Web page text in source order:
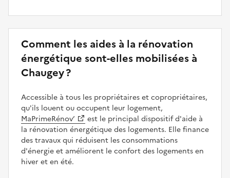
Comment les aides à la rénovation
énergétique sont-elles mobilisées à
Chaugey ?
Accessible à tous les propriétaires et copropriétaires,
qu'ils louent ou occupent leur logement,
MaPrimeRénov’
est le principal dispositif d'aide à
la rénovation énergétique des logements. Elle finance
des travaux qui réduisent les consommations
d'énergie et améliorent le confort des logements en
hiver et en été.